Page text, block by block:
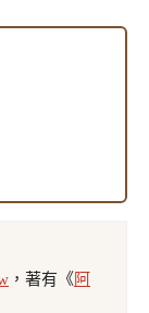
，著有《阿